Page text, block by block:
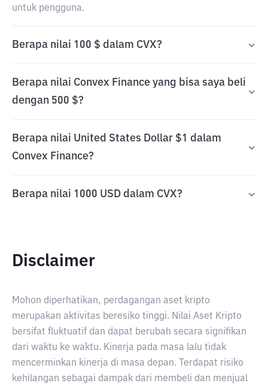
untuk pengguna.
Berapa nilai 100 $ dalam CVX?
Berapa nilai Convex Finance yang bisa saya beli
dengan 500 $?
Berapa nilai United States Dollar $1 dalam
Convex Finance?
Berapa nilai 1000 USD dalam CVX?
Disclaimer
Mohon diperhatikan, perdagangan aset kripto
merupakan aktivitas beresiko tinggi. Nilai Aset Kripto
bersifat fluktuatif dan dapat berubah secara signifikan
dari waktu ke waktu. Kinerja pada masa lalu tidak
mencerminkan kinerja di masa depan. Terdapat risiko
kehilangan sebagai dampak dari membeli dan menjual